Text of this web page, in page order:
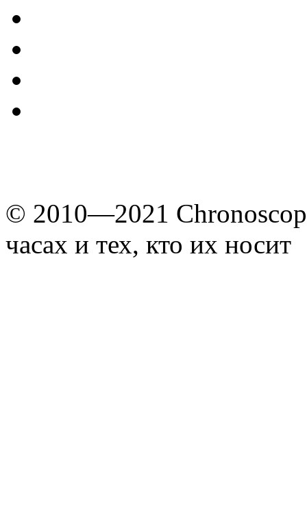
© 2010—2021
часах и тех, кто их носит